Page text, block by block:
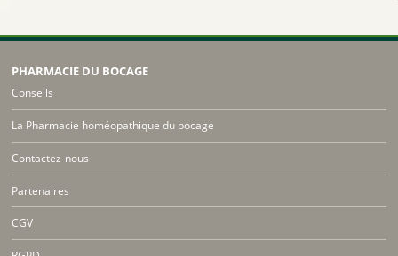
PHARMACIE DU BOCAGE
Conseils
La Pharmacie homéopathique du bocage
Contactez-nous
Partenaires
CGV